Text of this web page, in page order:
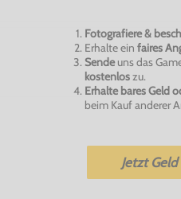
Fotografiere &
Erhalte ein faires
Sendeuns das
kostenloszu.
Erhalte bares Geld
beim Kauf anderer
Jetzt